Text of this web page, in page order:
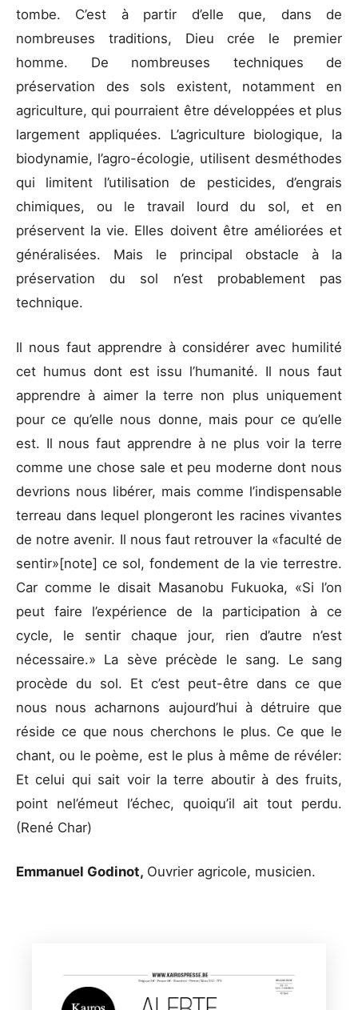
tombe. C’est à partir d’elle que, dans de
nombreuses traditions, Dieu crée le premier
homme. De nombreuses techniques de
préservation des sols existent, notamment en
agriculture, qui pourraient être développées et plus
largement appliquées. L’agriculture biologique, la
biodynamie, l’agro-écologie, utilisent desméthodes
qui limitent l’utilisation de pesticides, d’engrais
chimiques, ou le travail lourd du sol, et en
préservent la vie. Elles doivent être améliorées et
généralisées. Mais le principal obstacle à la
préservation du sol n’est probablement pas
technique.
Il nous faut apprendre à considérer avec humilité
cet humus dont est issu l’humanité. Il nous faut
apprendre à aimer la terre non plus uniquement
pour ce qu’elle nous donne, mais pour ce qu’elle
est. Il nous faut apprendre à ne plus voir la terre
comme une chose sale et peu moderne dont nous
devrions nous libérer, mais comme l’indispensable
terreau dans lequel plongeront les racines vivantes
de notre avenir. Il nous faut retrouver la «faculté de
sentir»[note] ce sol, fondement de la vie terrestre.
Car comme le disait Masanobu Fukuoka, «Si l’on
peut faire l’expérience de la participation à ce
cycle, le sentir chaque jour, rien d’autre n’est
nécessaire.» La sève précède le sang. Le sang
procède du sol. Et c’est peut-être dans ce que
nous nous acharnons aujourd’hui à détruire que
réside ce que nous cherchons le plus. Ce que le
chant, ou le poème, est le plus à même de révéler:
Et celui qui sait voir la terre aboutir à des fruits,
point nel’émeut l’échec, quoiqu’il ait tout perdu.
(René Char)
Emmanuel Godinot, Ouvrier agricole, musicien.